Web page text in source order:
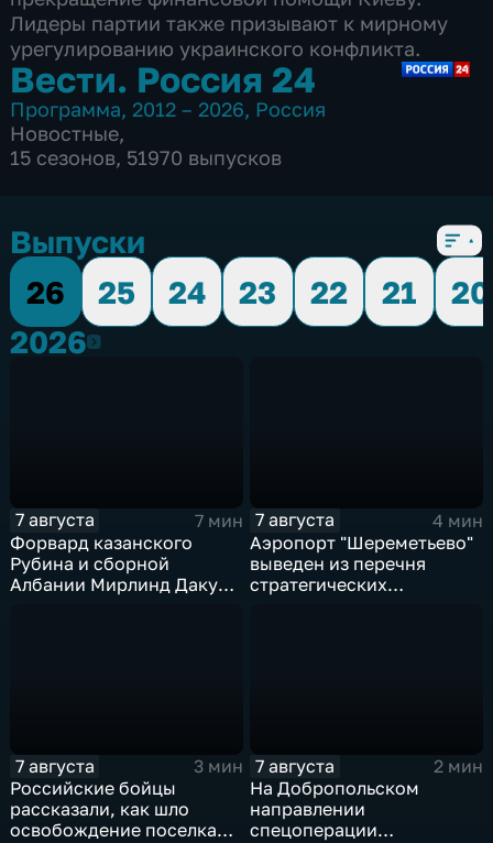
Лидеры партии также призывают к мирному
урегулированию украинского конфликта.
Вести. Россия 24
Программа, 2012 – 2026, Россия
Новостные,
15 сезонов, 51970 выпусков
Выпуски
26
25 24 23 22 21
20
20262026
7 августа
7 мин
Форвард казанского
Рубина и сборной
Албании Мирлинд Даку
7 августа
4 мин
Аэропорт "Шереметьево"
выведен из перечня
стратегических
7 августа
3 мин
Российские бойцы
рассказали, как шло
освобождение поселка
7 августа
2 мин
На Добропольском
направлении
спецоперации